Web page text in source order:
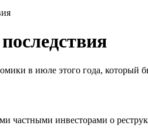
в июле этого года,
частными инвесторами о